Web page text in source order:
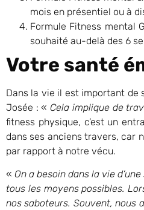
mois en présentiel ou à
Formule Fitness mental
souhaité au-delà des 6
Votre santé
Dans la vie il est important de
Josée : «Cela implique de
fitness physique, c’est un
dans ses anciens travers, car
par rapport à notre vécu.
«On a besoin dans la vie
tous les moyens possibles.
nos saboteurs. Souvent, nous